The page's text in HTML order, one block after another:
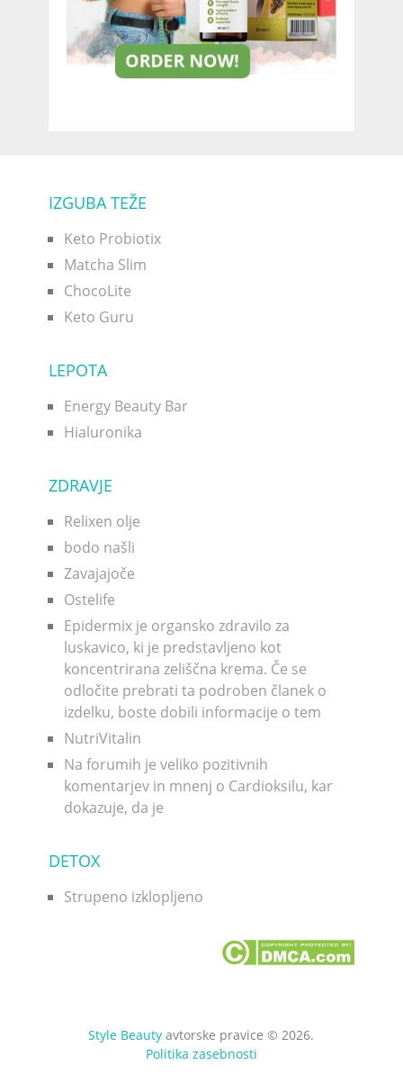
IZGUBA TEŽE
Keto Probiotix
Matcha Slim
ChocoLite
Keto Guru
LEPOTA
Energy Beauty Bar
Hialuronika
ZDRAVJE
Relixen olje
bodo našli
Zavajajoče
Ostelife
Epidermix je organsko zdravilo za
luskavico, ki je predstavljeno kot
koncentrirana zeliščna krema. Če se
odločite prebrati ta podroben članek o
izdelku, boste dobili informacije o tem
NutriVitalin
Na forumih je veliko pozitivnih
komentarjev in mnenj o Cardioksilu, kar
dokazuje, da je
DETOX
Strupeno izklopljeno
Style Beauty avtorske pravice © 2026.
Politika zasebnosti